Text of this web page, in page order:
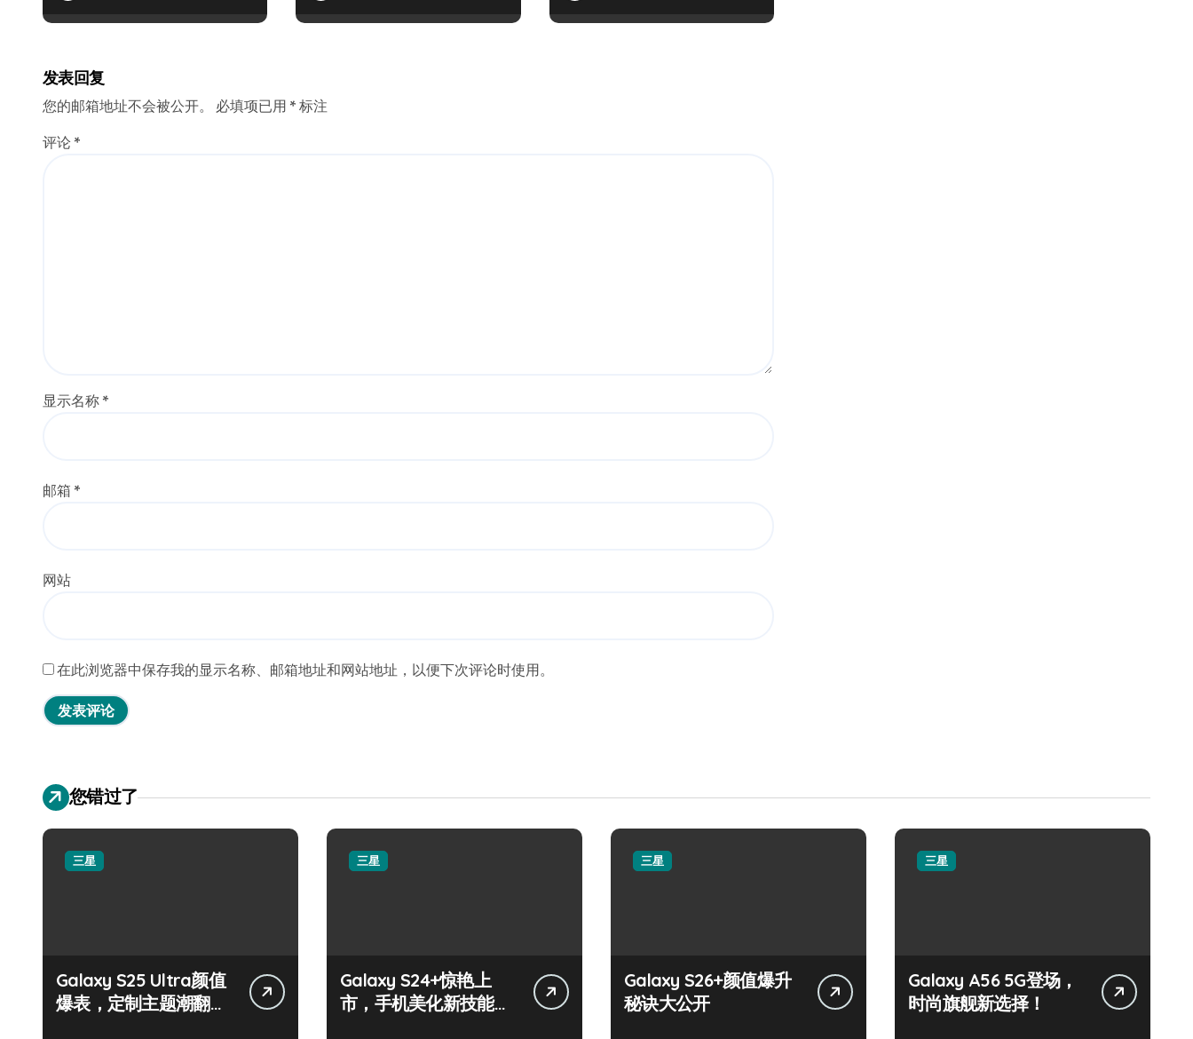
发表回复
您的邮箱地址不会被公开。 必填项已用 * 标注
评论 *
显示名称 *
邮箱 *
网站
在此浏览器中保存我的显示名称、邮箱地址和网站地址，以便下次评论时使用。
您错过了
三星
Galaxy S25 Ultra颜值
爆表，定制主题潮翻
三星
Galaxy S24+惊艳上
市，手机美化新技能掌
三星
Galaxy S26+颜值爆升
秘诀大公开
三星
Galaxy A56 5G登场，
时尚旗舰新选择！